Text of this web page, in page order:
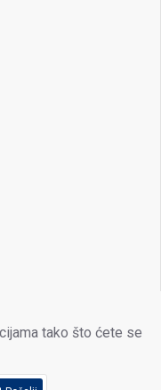
tako što ćete se